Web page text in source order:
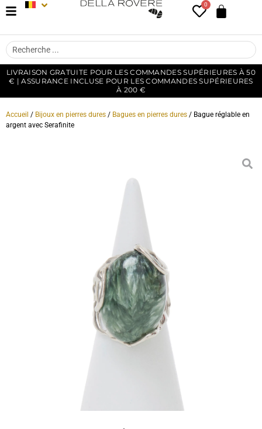
0
LIVRAISON GRATUITE POUR LES COMMANDES SUPÉRIEURES À 50
€ | ASSURANCE INCLUSE POUR LES COMMANDES SUPÉRIEURES
À 200 €
Accueil / Bijoux en pierres dures / Bagues en pierres dures / Bague réglable en
argent avec Serafinite